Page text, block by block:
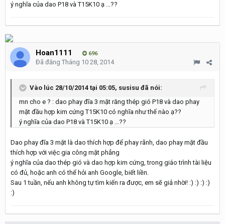
ý nghĩa của dao P18 và T15K10 ạ ...??
Hoan1111 696
Đã đăng Tháng 10 28, 2014
Vào lúc 28/10/2014 tại 05:05, susisu đã nói:
mn cho e ? : dao phay đĩa 3 mặt răng thép gió P18 và dao phay
mặt đầu hợp kim cứng T15K10 có nghĩa như thế nào ạ??
ý nghĩa của dao P18 và T15K10 ạ ...??
Dao phay đĩa 3 mặt là dao thích hợp để phay rãnh, dao phay mặt đầu
thích hợp với việc gia công mặt phẳng
ý nghĩa của dao thép gió và dao hợp kim cứng, trong giáo trình tài liệu
có đủ, hoặc anh có thể hỏi anh Google, biết liền.
Sau 1 tuần, nếu anh không tự tìm kiến ra được, em sẽ giả nhời! :) :) :) :)
:)